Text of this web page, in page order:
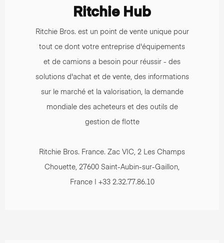
Ritchie Hub
Ritchie Bros. est un point de vente unique pour
tout ce dont votre entreprise d'équipements
et de camions a besoin pour réussir - des
solutions d'achat et de vente, des informations
sur le marché et la valorisation, la demande
mondiale des acheteurs et des outils de
gestion de flotte
Ritchie Bros. France. Zac VIC, 2 Les Champs
Chouette, 27600 Saint-Aubin-sur-Gaillon,
France | +33 2.32.77.86.10